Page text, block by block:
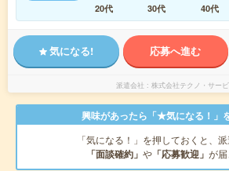
20代
30代 40代
気になる! 応募へ進む
派遣会社 株式会社テクノ・サー
興味があったら「★気になる！」
「気になる！」を押しておくと、
「面談確約」 や 「応募歓迎」 が届